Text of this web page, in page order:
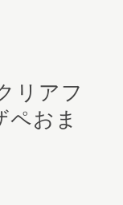
リアフ
ペおま